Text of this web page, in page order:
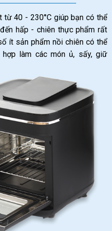
từ 40 - 230°C giúp bạn có thể
hấp - chiên thực phẩm rất
ít sản phẩm nồi chiên có thể
làm các món ủ, sấy, giữ